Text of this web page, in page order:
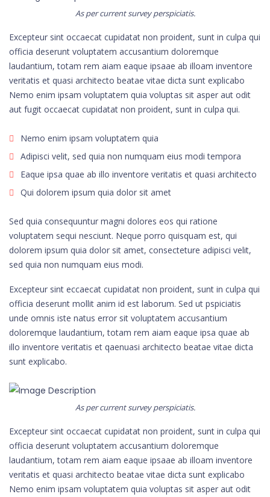
As per current survey perspiciatis.
Excepteur sint occaecat cupidatat non proident, sunt in culpa qui
officia deserunt voluptatem accusantium doloremque
laudantium, totam rem aiam eaque ipsaae ab illoam inventore
veritatis et quasi architecto beatae vitae dicta sunt explicabo
Nemo enim ipsam voluptatem quia voluptas sit asper aut odit
aut fugit occaecat cupidatat non proident, sunt in culpa qui.
Nemo enim ipsam voluptatem quia
Adipisci velit, sed quia non numquam eius modi tempora
Eaque ipsa quae ab illo inventore veritatis et quasi architecto
Qui dolorem ipsum quia dolor sit amet
Sed quia consequuntur magni dolores eos qui ratione
voluptatem sequi nesciunt. Neque porro quisquam est, qui
dolorem ipsum quia dolor sit amet, consecteture adipisci velit,
sed quia non numquam eius modi.
Excepteur sint eccaecat cupidatat non proident, sunt in culpa qui
officia deserunt mollit anim id est laborum. Sed ut pspiciatis
unde omnis iste natus error sit voluptatem accusantium
doloremque laudantium, totam rem aiam eaque ipsa quae ab
illo inventore veritatis et qaenuasi architecto beatae vitae dicta
sunt explicabo.
Excepteur sint occaecat cupidatat non proident, sunt in culpa qui
officia deserunt voluptatem accusantium doloremque
laudantium, totam rem aiam eaque ipsaae ab illoam inventore
veritatis et quasi architecto beatae vitae dicta sunt explicabo
Nemo enim ipsam voluptatem quia voluptas sit asper aut odit
As per current survey perspiciatis.